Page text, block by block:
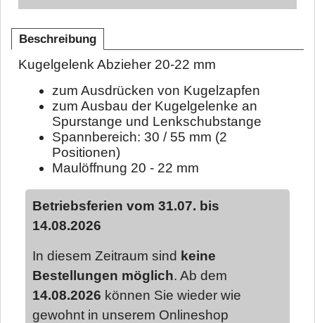
Beschreibung
Kugelgelenk Abzieher 20-22 mm
zum Ausdrücken von Kugelzapfen
zum Ausbau der Kugelgelenke an
Spurstange und Lenkschubstange
Spannbereich: 30 / 55 mm (2
Positionen)
Maulöffnung 20 - 22 mm
Betriebsferien vom 31.07. bis
14.08.2026
In diesem Zeitraum sind keine
Bestellungen möglich. Ab dem
14.08.2026 können Sie wieder wie
gewohnt in unserem Onlineshop